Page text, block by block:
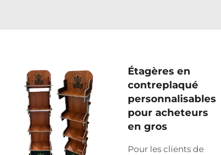
Étagères en
contreplaqué
personnalisables
pour acheteurs
en gros
Pour les clients de